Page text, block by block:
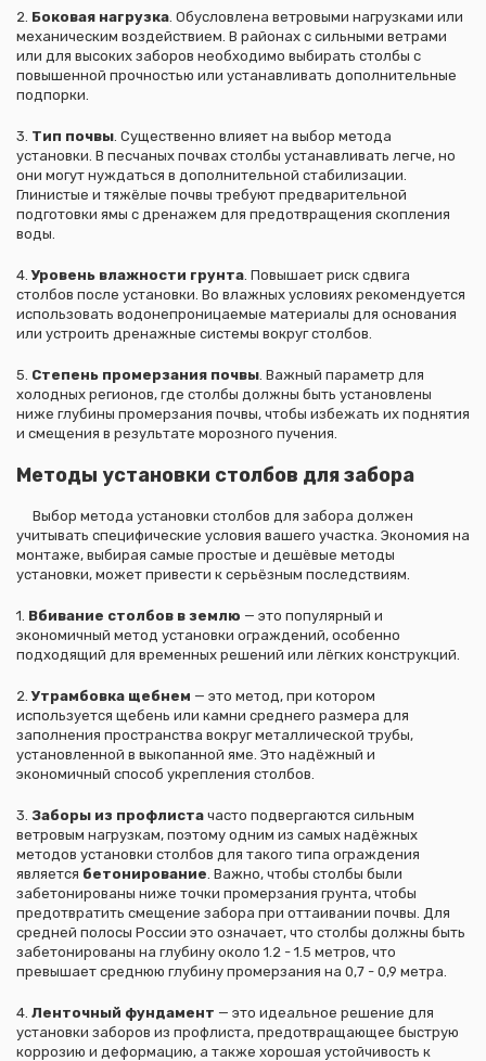
2. Боковая нагрузка . Обусловлена ветровыми нагрузками или
механическим воздействием. В районах с сильными ветрами
или для высоких заборов необходимо выбирать столбы с
повышенной прочностью или устанавливать дополнительные
подпорки.
3. Тип почвы . Существенно влияет на выбор метода
установки. В песчаных почвах столбы устанавливать легче, но
они могут нуждаться в дополнительной стабилизации.
Глинистые и тяжёлые почвы требуют предварительной
подготовки ямы с дренажем для предотвращения скопления
воды.
4.Уровень влажности грунта . Повышает риск сдвига
столбов после установки. Во влажных условиях рекомендуется
использовать водонепроницаемые материалы для основания
или устроить дренажные системы вокруг столбов.
5. Степень промерзания почвы . Важный параметр для
холодных регионов, где столбы должны быть установлены
ниже глубины промерзания почвы, чтобы избежать их поднятия
и смещения в результате морозного пучения.
Методы установки столбов для забора
Выбор метода установки столбов для забора должен
учитывать специфические условия вашего участка. Экономия на
монтаже, выбирая самые простые и дешёвые методы
установки, может привести к серьёзным последствиям.
1. Вбивание столбов в землю — это популярный и
экономичный метод установки ограждений, особенно
подходящий для временных решений или лёгких конструкций.
2.Утрамбовка щебнем — это метод, при котором
используется щебень или камни среднего размера для
заполнения пространства вокруг металлической трубы,
установленной в выкопанной яме. Это надёжный и
экономичный способ укрепления столбов.
3. Заборы из профлиста часто подвергаются сильным
ветровым нагрузкам, поэтому одним из самых надёжных
методов установки столбов для такого типа ограждения
является бетонирование . Важно, чтобы столбы были
забетонированы ниже точки промерзания грунта, чтобы
предотвратить смещение забора при оттаивании почвы. Для
средней полосы России это означает, что столбы должны быть
забетонированы на глубину около 1.2 - 1.5 метров, что
превышает среднюю глубину промерзания на 0,7 - 0,9 метра.
4. Ленточный фундамент — это идеальное решение для
установки заборов из профлиста, предотвращающее быструю
коррозию и деформацию, а также хорошая устойчивость к